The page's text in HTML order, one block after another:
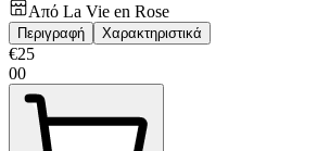
Από La Vie en Rose
Περιγραφή Χαρακτηριστικά
€25
00